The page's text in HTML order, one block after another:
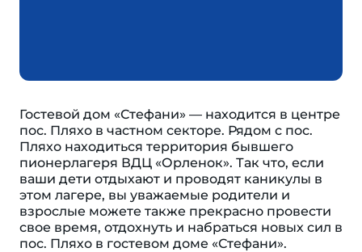
Гостевой дом «Стефани» — находится в центре
пос. Пляхо в частном секторе. Рядом с пос.
Пляхо находиться территория бывшего
пионерлагеря ВДЦ «Орленок». Так что, если
ваши дети отдыхают и проводят каникулы в
этом лагере, вы уважаемые родители и
взрослые можете также прекрасно провести
свое время, отдохнуть и набраться новых сил в
пос. Пляхо в гостевом доме «Стефани».